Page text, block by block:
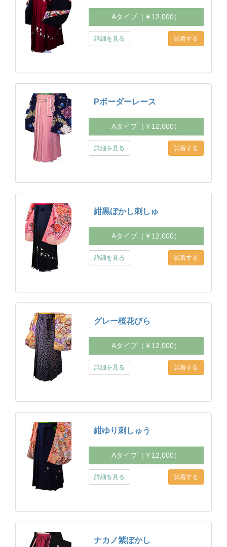
Aタイプ（￥12,000）
詳細を見る
Pボーダーレース
Aタイプ（￥12,000）
詳細を見る
紺黒ぼかし刺しゅ
Aタイプ（￥12,000）
詳細を見る
グレー桜花びら
Aタイプ（￥12,000）
詳細を見る
紺ゆり刺しゅう
Aタイプ（￥12,000）
詳細を見る
ナカノ紫ぼかし